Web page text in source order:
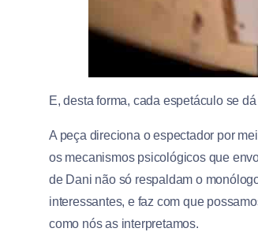
E, desta forma, cada espetáculo se
A peça direciona o espectador por
os mecanismos psicológicos que
de Dani não só respaldam o
interessantes, e faz com que
como nós as interpretamos.